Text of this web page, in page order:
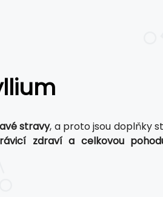
stravy, a proto jsou doplňky
zdraví a celkovou